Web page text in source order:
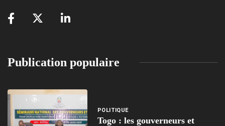
Publication populaire
POLITIQUE
Togo : les gouverneurs et